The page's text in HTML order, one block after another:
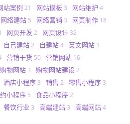
站案例 21 网站模板 3 网站维护 4
网络建站 5 网络营销 3 网页制作 18
网页开发 2 网页设计 32
自己建站2 自建站4 英文网站 3
营销干货 50 营销网站 16
购物网站 3 购物网站建设2
酒店小程序 3 销售 2 零售小程序 3
小程序 5 食品小程序2
餐饮行业 3 高端建站 3 高端网站4